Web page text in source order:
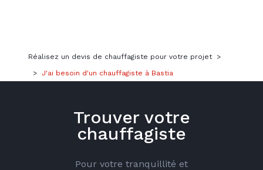
Réalisez un devis de chauffagiste pour votre projet
>
>
J'ai besoin d'un chauffagiste à Bastia
Trouver votre
chauffagiste
Pour votre tranquillité et